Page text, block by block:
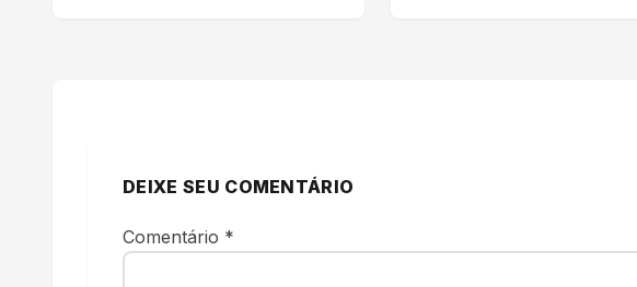
DEIXE SEU COMENTÁRIO
Comentário *